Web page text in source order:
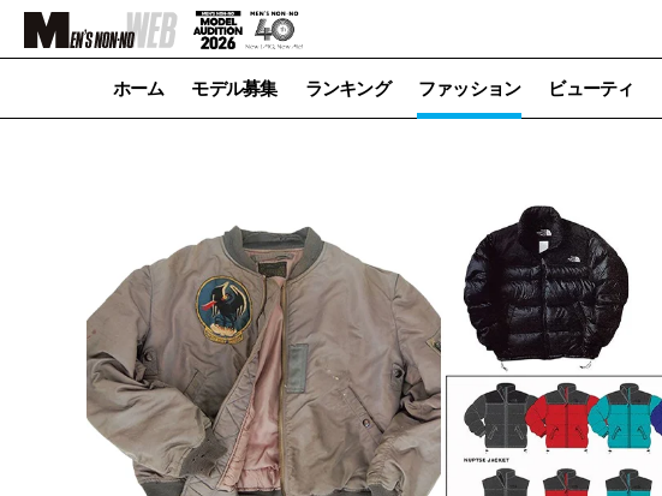
ホーム モデル募集 ランキング ファッション ビューティ